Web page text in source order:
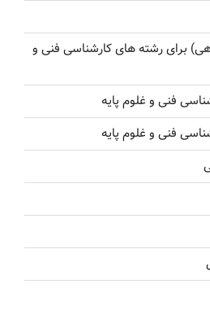
برای رشته های کارشناسی فنی و